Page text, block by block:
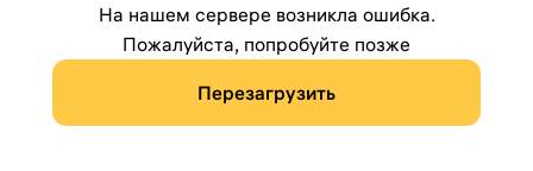
На нашем сервере возникла ошибка.
Пожалуйста, попробуйте позже
Перезагрузить